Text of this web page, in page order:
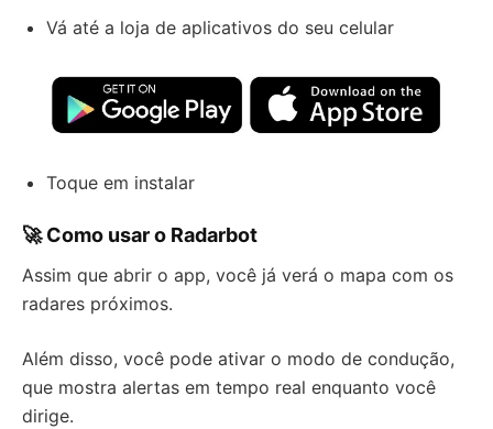
Vá até a loja de aplicativos do seu celular
Toque em instalar
🚀 Como usar o Radarbot
Assim que abrir o app, você já verá o mapa com os
radares próximos.
Além disso, você pode ativar o modo de condução,
que mostra alertas em tempo real enquanto você
dirige.